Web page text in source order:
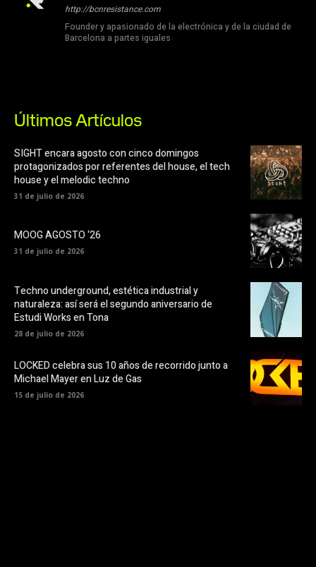
http://bcnresistance.com
Founder y apasionado de la electrónica y de la ciudad de
Barcelona a partes iguales
Últimos Artículos
SIGHT encara agosto con cinco domingos
protagonizados por referentes del house, el tech
house y el melodic techno
31 de julio de 2026
MOOG AGOSTO ‘26
31 de julio de 2026
Techno underground, estética industrial y
naturaleza: así será el segundo aniversario de
Estudi Works en Tona
28 de julio de 2026
LOCKED celebra sus 10 años de recorrido junto a
Michael Mayer en Luz de Gas
15 de julio de 2026